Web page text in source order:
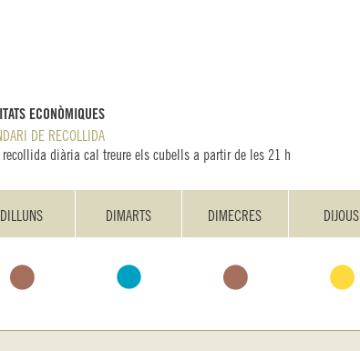
ECONÒMIQUES
DE RECOLLIDA
recollida diària cal treure els cubells a partir de les 21 h
DILLUNS DIMARTS DIMECRES DIJOUS